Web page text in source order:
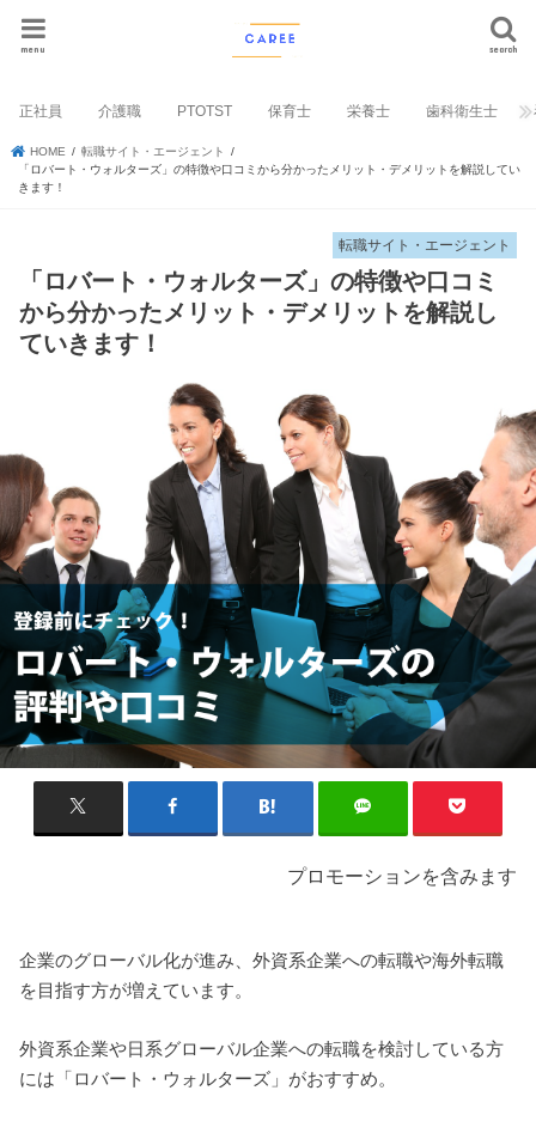
search
menu
正社員 介護職 PTOTST 保育士 栄養士 歯科衛生士
HOME
転職サイト・エージェント
「ロバート・ウォルターズ」の特徴や口コミから分かったメリット・デメリットを解説してい
きます！
転職サイト・エージェント
「ロバート・ウォルターズ」の特徴や口コミ
から分かったメリット・デメリットを解説し
ていきます！
プロモーションを含みます
企業のグローバル化が進み、外資系企業への転職や海外転職
を目指す方が増えています。
外資系企業や日系グローバル企業への転職を検討している方
には「ロバート・ウォルターズ」がおすすめ。